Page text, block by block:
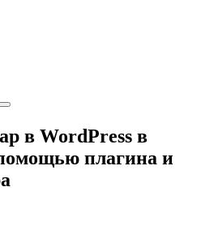
в WordPress в
плагина и